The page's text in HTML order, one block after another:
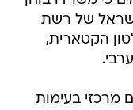
של רשת
הקטארית,
מרכזי בעימות